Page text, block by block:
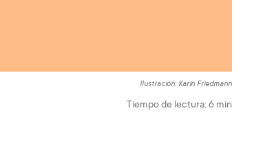
Ilustración: Karin Friedmann
Tiempo de lectura: 6 min